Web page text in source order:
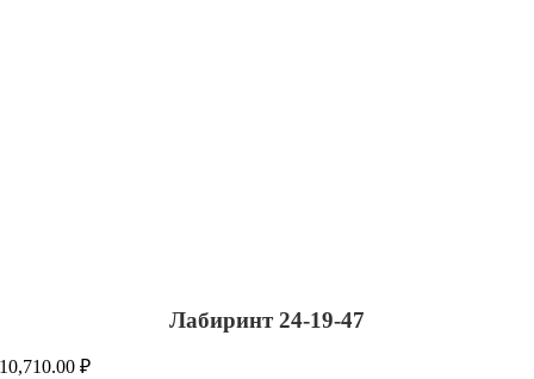
Лабиринт 24-19-47
10,710.00₽